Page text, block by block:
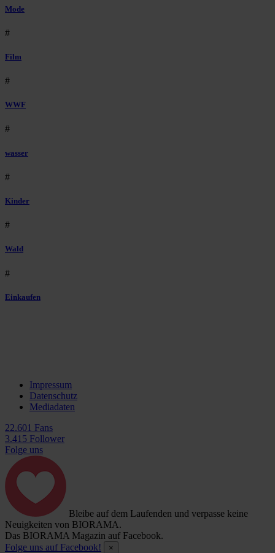
Mode
#
Film
#
WWF
#
wasser
#
Kinder
#
Wald
#
Einkaufen
Impressum
Datenschutz
Mediadaten
22.601 Fans
3.415 Follower
Folge uns
Bleibe auf dem Laufenden und verpasse keine
Neuigkeiten von BIORAMA.
Das BIORAMA Magazin auf Facebook.
Folge uns auf Facebook!
×